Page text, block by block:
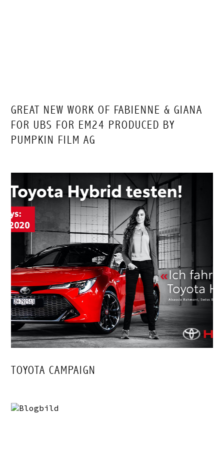
GREAT NEW WORK OF FABIENNE & GIANA
FOR UBS FOR EM24 PRODUCED BY
PUMPKIN FILM AG
TOYOTA CAMPAIGN